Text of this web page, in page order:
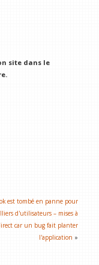
site dans le
est tombé en panne pour
d'utilisateurs – mises à
car un bug fait planter
l'application »